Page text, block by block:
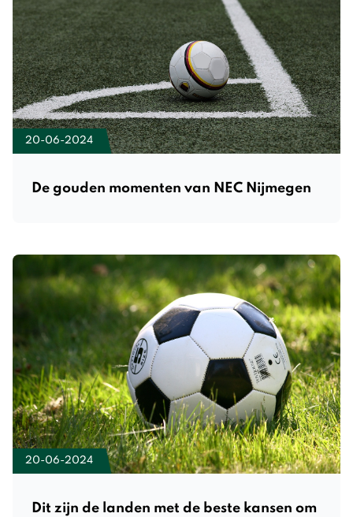
20-06-2024
De gouden momenten van NEC Nijmegen
20-06-2024
Dit zijn de landen met de beste kansen om